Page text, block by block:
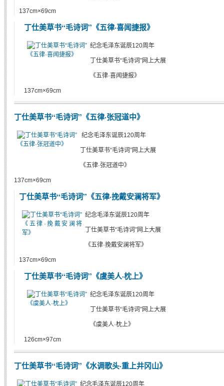
137cm×69cm
丁仕美草书“毛诗词”《五律·喜闻捷报》
纪念毛泽东诞辰120周年
丁仕美草书“毛诗词”网上大展
《五律·喜闻捷报》
137cm×69cm
丁仕美草书“毛诗词”《五律·张冠道中》
纪念毛泽东诞辰120周年
丁仕美草书“毛诗词”网上大展
《五律·张冠道中》
137cm×69cm
丁仕美草书“毛诗词”《五律·挽戴安澜将军》
纪念毛泽东诞辰120周年
丁仕美草书“毛诗词”网上大展
《五律·挽戴安澜将军》
137cm×69cm
丁仕美草书“毛诗词”《虞美人·枕上》
纪念毛泽东诞辰120周年
丁仕美草书“毛诗词”网上大展
《虞美人·枕上》
126cm×97cm
丁仕美草书“毛诗词”《水调歌头·重上井冈山》
纪念毛泽东诞辰120周年